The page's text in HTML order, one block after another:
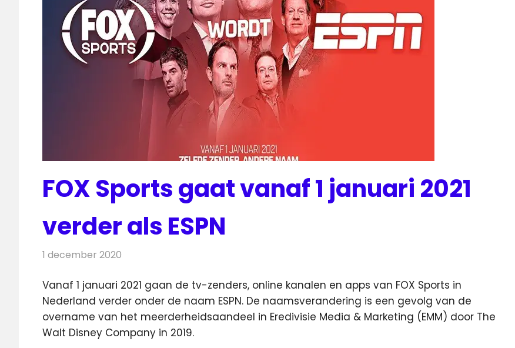
FOX Sports gaat vanaf 1 januari 2021
verder als ESPN
1 december 2020
Vanaf 1 januari 2021 gaan de tv-zenders, online kanalen en apps van FOX Sports in
Nederland verder onder de naam ESPN. De naamsverandering is een gevolg van de
overname van het meerderheidsaandeel in Eredivisie Media & Marketing (EMM) door The
Walt Disney Company in 2019.